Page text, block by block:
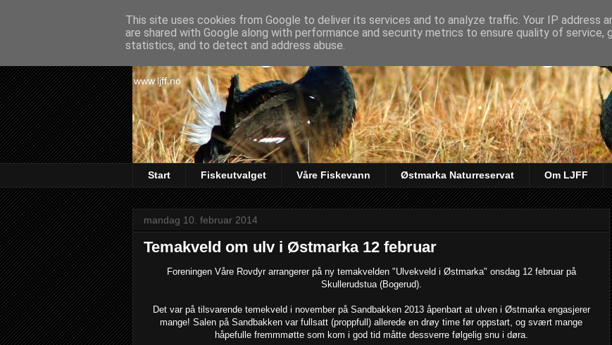
Lørenskog Jakt & Fiskeforening
www.ljff.no
Start Fiskeutvalget Våre Fiskevann Østmarka Naturreservat Om LJFF
mandag 10. februar 2014
Temakveld om ulv i Østmarka 12 februar
Foreningen Våre Rovdyr arrangerer på ny temakvelden "Ulvekveld i Østmarka" onsdag 12 februar på
Skullerudstua (Bogerud).
Det var på tilsvarende temekveld i november på Sandbakken 2013 åpenbart at ulven i Østmarka engasjerer
mange! Salen på Sandbakken var fullsatt (proppfull) allerede en drøy time før oppstart, og svært mange
håpefulle fremmmøtte som kom i god tid måtte dessverre følgelig snu i døra.
This site uses cookies from Google to deliver its services and to analyze traffic. Your IP address
are shared with Google along with performance and security metrics to ensure quality of service,
statistics, and to detect and address abuse.